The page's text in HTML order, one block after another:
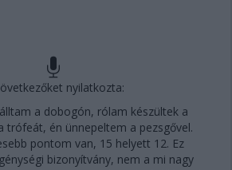
nyilatkozta:
a dobogón, rólam készültek a
trófeát, én ünnepeltem a pezsgővel.
pontom van, 15 helyett 12. Ez
bizonyítvány, nem a mi nagy